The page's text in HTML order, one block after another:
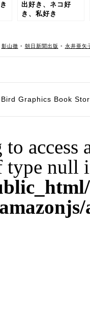
出好き、ネコ好
き、私好き
影山徹 • 朝日新聞出版 • 永井亜矢
Graphics Book
access
type null